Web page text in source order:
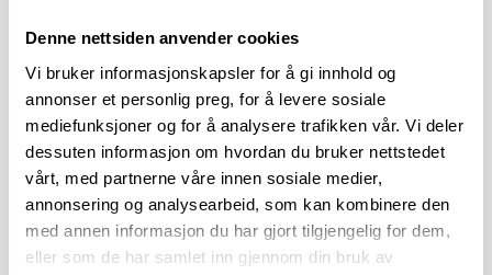
Denne nettsiden anvender cookies
Vi bruker informasjonskapsler for å gi innhold og
annonser et personlig preg, for å levere sosiale
mediefunksjoner og for å analysere trafikken vår. Vi deler
dessuten informasjon om hvordan du bruker nettstedet
vårt, med partnerne våre innen sosiale medier,
annonsering og analysearbeid, som kan kombinere den
med annen informasjon du har gjort tilgjengelig for dem,
eller som de har samlet inn gjennom din bruk av
Analyse élémentaire
TANNÉ
Viscosité v 40
Teneur en eau [ppm]
Anti-usure
Oxydation
Sulfate
Comptage de particules
OIL 4
Analyse élémentaire
TANNÉ
Viscosité v 40
Viscosité v 100
Indice de viscosité
Teneur en eau [ppm]
Oxydation